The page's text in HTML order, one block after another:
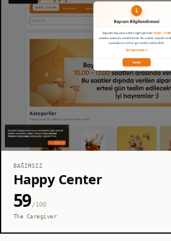
BAĞIMSIZ
Happy Center
59/100
The Caregiver